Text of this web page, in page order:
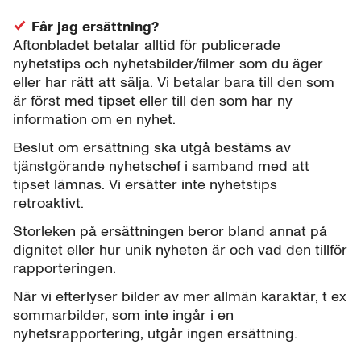
Får jag ersättning?
Aftonbladet betalar alltid för publicerade
nyhetstips och nyhetsbilder/filmer som du äger
eller har rätt att sälja. Vi betalar bara till den som
är först med tipset eller till den som har ny
information om en nyhet.
Beslut om ersättning ska utgå bestäms av
tjänstgörande nyhetschef i samband med att
tipset lämnas. Vi ersätter inte nyhetstips
retroaktivt.
Storleken på ersättningen beror bland annat på
dignitet eller hur unik nyheten är och vad den tillför
rapporteringen.
När vi efterlyser bilder av mer allmän karaktär, t ex
sommarbilder, som inte ingår i en
nyhetsrapportering, utgår ingen ersättning.